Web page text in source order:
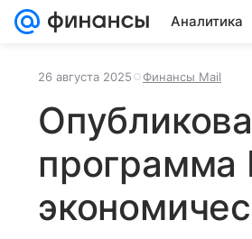
Аналитика
26 августа 2025 Финансы Mail
программа